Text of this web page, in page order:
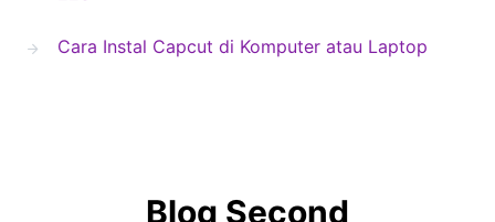
Cara Instal Capcut di Komputer atau Laptop
Blog Second